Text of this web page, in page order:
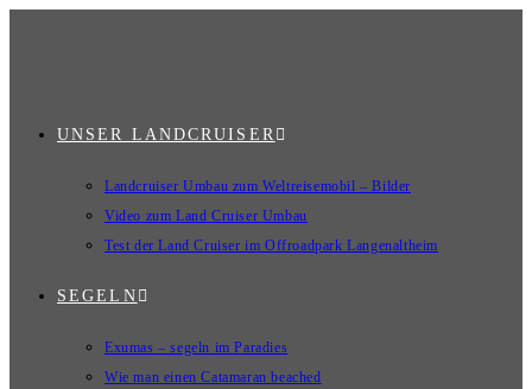
UNSER LANDCRUISER
Landcruiser Umbau zum Weltreisemobil – Bilder
Video zum Land Cruiser Umbau
Test der Land Cruiser im Offroadpark Langenaltheim
SEGELN
Exumas – segeln im Paradies
Wie man einen Catamaran beached